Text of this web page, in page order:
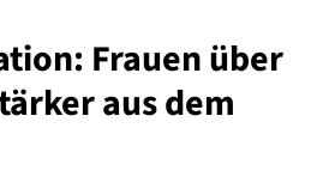
Frauen über
aus dem